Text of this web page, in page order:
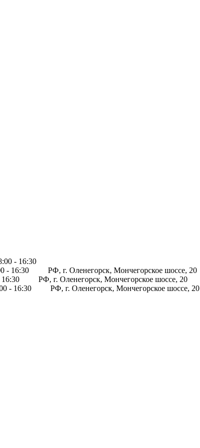
- 16:30
- 16:30
РФ, г. Оленегорск, Мончегорское шоссе, 20
РФ, г. Оленегорск, Мончегорское шоссе, 20
- 16:30 РФ, г. Оленегорск, Мончегорское шоссе, 20